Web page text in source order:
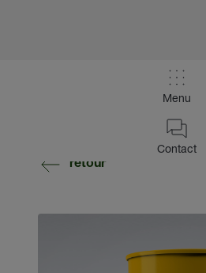
Menu
Contact
retour